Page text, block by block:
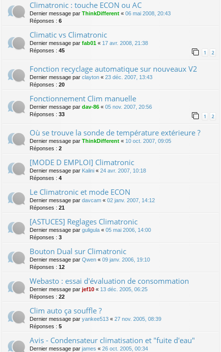
Climatronic : touche ECON ou AC
Dernier message par ThinkDifferent « 06 mai 2008, 20:43
Réponses : 6
Climatic vs Climatronic
Dernier message par fab01 « 17 avr. 2008, 21:38
Réponses : 45 1 2
Fonction recyclage automatique sur nouveaux V2
Dernier message par clayton « 23 déc. 2007, 13:43
Réponses : 20
Fonctionnement Clim manuelle
Dernier message par dav-86 « 05 nov. 2007, 20:56
Réponses : 33 1 2
Où se trouve la sonde de température extérieure ?
Dernier message par ThinkDifferent « 10 oct. 2007, 09:05
Réponses : 2
[MODE D EMPLOI] Climatronic
Dernier message par Kalini « 24 avr. 2007, 10:18
Réponses : 4
Le Climatronic et mode ECON
Dernier message par davcam « 02 janv. 2007, 14:12
Réponses : 21
[ASTUCES] Reglages Climatronic
Dernier message par guligula « 05 mai 2006, 14:00
Réponses : 3
Bouton Dual sur Climatronic
Dernier message par Qwen « 09 janv. 2006, 19:10
Réponses : 12
Webasto : essai d'évaluation de consommation
Dernier message par jef10 « 13 déc. 2005, 06:25
Réponses : 22
Clim auto ça souffle ?
Dernier message par yankee513 « 27 nov. 2005, 08:39
Réponses : 5
Avis - Condensateur climatisation et "fuite d'eau"
Dernier message par james « 26 oct. 2005, 00:34